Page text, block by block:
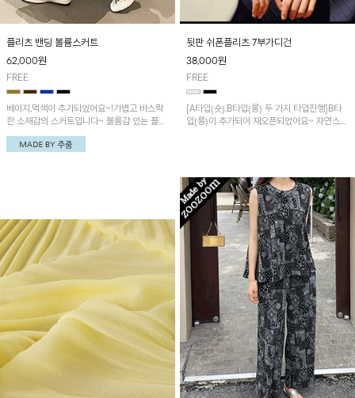
플리츠 밴딩 볼륨스커트
62,000원
FREE
베이지,먹색이 추가되었어요~!가볍고 바스락
한 소재감의 스커트입니다~ 볼륨감 있는 플리
츠 디자인으로 멋스러운 포인트 아이템!
뒷판 쉬폰플리츠 7부가디건
38,000원
FREE
[A타입(숏),B타입(롱) 두 가지 타입진행]B타
입(롱)이 추가되어 재오픈되었어요~ 자연스럽